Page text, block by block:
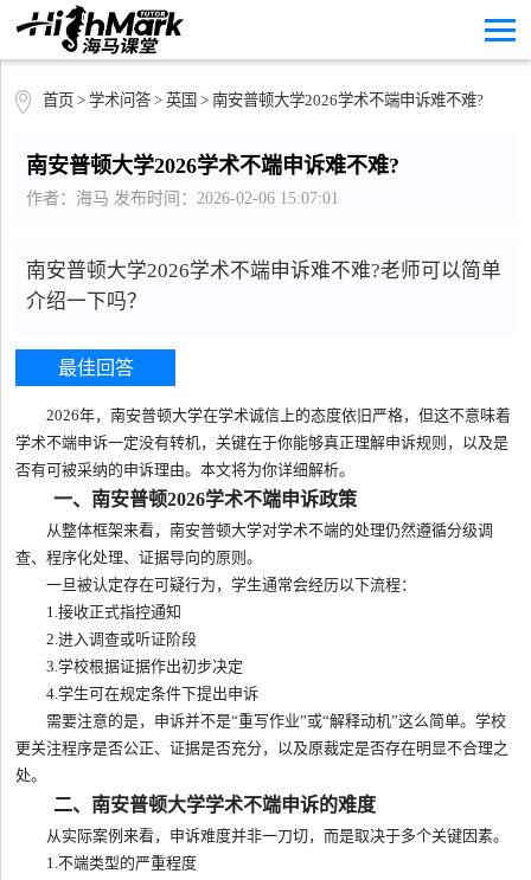
首页 > 学术问答> 英国 > 南安普顿大学2026学术不端申诉难不难?
南安普顿大学2026学术不端申诉难不难?
作者：海马 发布时间：2026-02-06 15:07:01
南安普顿大学2026学术不端申诉难不难?老师可以简单
介绍一下吗？
最佳回答
2026年，南安普顿大学在学术诚信上的态度依旧严格，但这不意味着
学术不端申诉一定没有转机，关键在于你能够真正理解申诉规则，以及是
否有可被采纳的申诉理由。本文将为你详细解析。
一、南安普顿2026学术不端申诉政策
从整体框架来看，南安普顿大学对学术不端的处理仍然遵循分级调
查、程序化处理、证据导向的原则。
一旦被认定存在可疑行为，学生通常会经历以下流程：
1.接收正式指控通知
2.进入调查或听证阶段
3.学校根据证据作出初步决定
4.学生可在规定条件下提出申诉
需要注意的是，申诉并不是“重写作业”或“解释动机”这么简单。学校
更关注程序是否公正、证据是否充分，以及原裁定是否存在明显不合理之
处。
二、南安普顿大学学术不端申诉的难度
从实际案例来看，申诉难度并非一刀切，而是取决于多个关键因素。
1.不端类型的严重程度